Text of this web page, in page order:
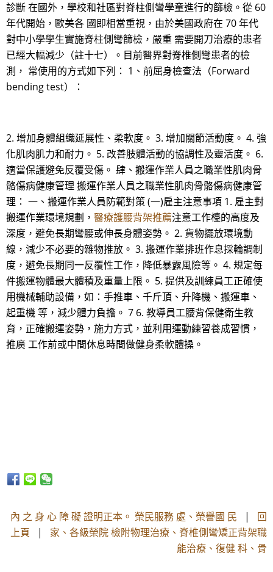
診斷 在國外，學校和社區對脊柱側彎學童進行的篩檢。從 60
年代開始，歐美各 國即相當重視，由於美國政府在 70 年代
對中小學學生實施脊柱側彎篩檢，嚴重 需要開刀治療的患者
已經大幅減少（註十七）。目前醫界對脊椎側彎患者的檢
測， 常使用的方式如下列： 1、前屈身檢查法（Forward
bending test）：
2. 增加身體組織延展性、柔軟度。 3. 增加關節活動度。 4. 強
化肌肉肌力和耐力。 5. 改善肢體活動的協調性及靈活度。 6.
適當保護避免反覆受傷。 肆、搬運作業人員之職業性肌肉骨
骼傷病健康管理 搬運作業人員之職業性肌肉骨骼傷病健康管
理： 一、搬運作業人員防範對策 (一)雇主注意事項 1. 雇主對
搬運作業環境規劃， 醫療護腰背架推薦注意工作檯的高度及
深度，避免長期彎腰或伸長身體姿勢。 2. 貨物擺放環境動
線，減少不必要的雜物推放。 3. 搬運作業排班作息採輪調制
度，避免長期同一反覆性工作，降低暴露風險等。 4. 規定每
件搬運物體最大體積及重量上限。 5. 提供及訓練員工正確使
用機械輔助設備，如：手推車、千斤頂、升降機、搬運車、
起重機 等，減少體力負擔。 7 6. 教導員工腰背保健衛生教
育，正確搬運姿勢，施力方式，並利用運動練習養成習慣，
推廣 工作前或中間休息時間做健身柔軟體操。
內 之 身 心 障 礙 證明正本。 榮民服務 處、榮譽國 民 | 回
上頁 | 家、各級榮院 檢附物理治療、脊椎側彎矯正背架職
能治療、復健 科、骨